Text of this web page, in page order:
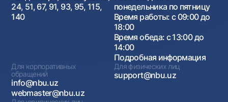
24, 51, 67, 91, 93, 95, 115,
140
понедельника по пятницу
Время работы: с 09:00 до
18:00
Время обеда: с 13:00 до
14:00
Подробная информация
Для корпоративных
обращений
info@nbu.uz
webmaster@nbu.uz
Для физических лиц
support@nbu.uz